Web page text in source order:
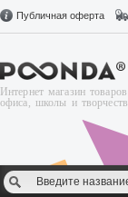
Публичная оферта
Интернет магазин
офиса, школы и